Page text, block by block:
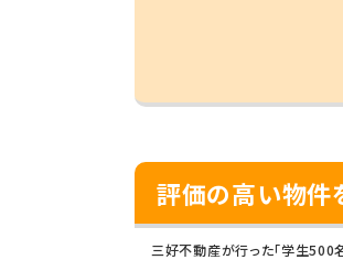
評価の高い物件
三好不動産が行った「学生500